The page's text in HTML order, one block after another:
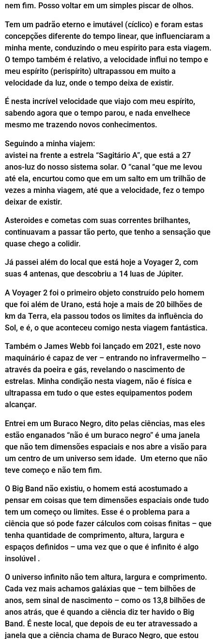
nem fim. Posso voltar em um simples piscar de olhos.
Tem um padrão eterno e imutável (cíclico) e foram estas
concepções diferente do tempo linear, que influenciaram a
minha mente, conduzindo o meu espírito para esta viagem.
O tempo também é relativo, a velocidade influi no tempo e
meu espírito (perispírito) ultrapassou em muito a
velocidade da luz, onde o tempo deixa de existir.
É nesta incrível velocidade que viajo com meu espírito,
sabendo agora que o tempo parou, e nada envelhece
mesmo me trazendo novos conhecimentos.
Seguindo a minha viajem:
avistei na frente a estrela “Sagitário A”, que está a 27
anos-luz do nosso sistema solar. O “canal “que me levou
até ela, encurtou como que em um salto em um trilhão de
vezes a minha viagem, até que a velocidade, fez o tempo
deixar de existir.
Asteroides e cometas com suas correntes brilhantes,
continuavam a passar tão perto, que tenho a sensação que
quase chego a colidir.
Já passei além do local que está hoje a Voyager 2, com
suas 4 antenas, que descobriu a 14 luas de Júpiter.
A Voyager 2 foi o primeiro objeto construído pelo homem
que foi além de Urano, está hoje a mais de 20 bilhões de
km da Terra, ela passou todos os limites da influência do
Sol, e é, o que aconteceu comigo nesta viagem fantástica.
Também o James Webb foi lançado em 2021, este novo
maquinário é capaz de ver – entrando no infravermelho –
através da poeira e gás, revelando o nascimento de
estrelas. Minha condição nesta viagem, não é física e
ultrapassa em tudo o que estes equipamentos podem
alcançar.
Entrei em um Buraco Negro, dito pelas ciências, mas eles
estão enganados “não é um buraco negro” é uma janela
que não tem dimensões espaciais e nos abre a visão para
um centro de um universo sem idade. Um eterno que não
teve começo e não tem fim.
O Big Band não existiu, o homem está acostumado a
pensar em coisas que tem dimensões espaciais onde tudo
tem um começo ou limites. Esse é o problema para a
ciência que só pode fazer cálculos com coisas finitas – que
tenha quantidade de comprimento, altura, largura e
espaços definidos – uma vez que o que é infinito é algo
insolúvel .
O universo infinito não tem altura, largura e comprimento.
Cada vez mais achamos galáxias que – tem bilhões de
anos, sem sinal de nascimento – como os 13,8 bilhões de
anos atrás, que é quando a ciência diz ter havido o Big
Band. É neste local, que depois de eu ter atravessado a
janela que a ciência chama de Buraco Negro, que estou